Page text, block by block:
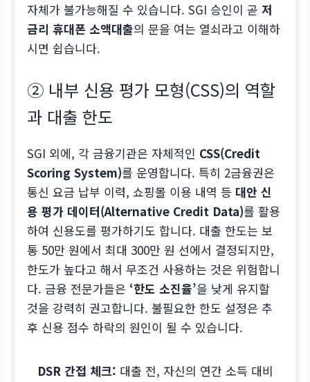
자체가 불가능해질 수 있습니다. SGI 승인이 곧저
금리 휴대폰 소액대출의 문을 여는 열쇠라고 이해하
시면 쉽습니다.
② 내부 신용 평가 모형(CSS)의 역할
과 대출 한도
SGI 외에, 각 금융기관은 자체적인 CSS(Credit
Scoring System)를 운영합니다. 특히 2금융권은
통신 요금 납부 이력, 쇼핑몰 이용 내역 등 대안 신
용 평가 데이터(Alternative Credit Data)를 활용
하여 신용도를 평가하기도 합니다. 대출 한도는 보
통 50만 원에서 최대 300만 원 선에서 결정되지만,
한도가 높다고 해서 무조건 사용하는 것은 위험합니
다. 금융 전문가들은 ‘한도 소진율’을 낮게 유지할
것을 강력히 권고합니다. 불필요한 한도 설정은 추
후 신용 점수 하락의 원인이 될 수 있습니다.
DSR 간접 체크: 대출 전, 자신의 연간 소득 대비